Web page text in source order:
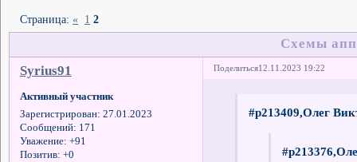
Схемы
Страница: « 1 2
Поделиться12.11.2023 19:22
Syrius91
Активный участник
Зарегистрирован: 27.01.2023
Сообщений: 171
Уважение: +91
Позитив: +0
#p213409,Олег